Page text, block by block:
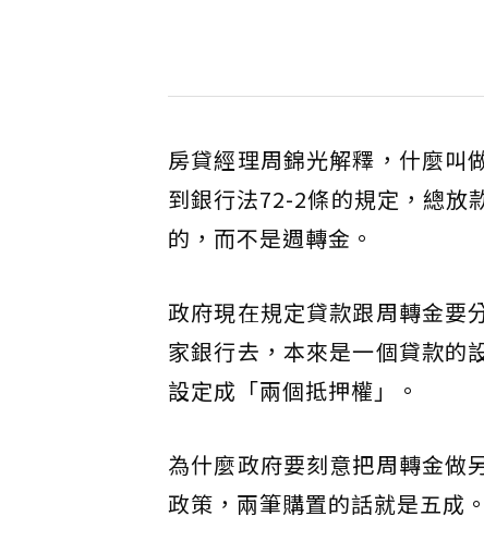
房貸經理周錦光解釋，什麼叫
到銀行法72-2條的規定，總放
的，而不是週轉金。
政府現在規定貸款跟周轉金要
家銀行去，本來是一個貸款的
設定成「兩個抵押權」。
為什麼政府要刻意把周轉金做
政策，兩筆購置的話就是五成。